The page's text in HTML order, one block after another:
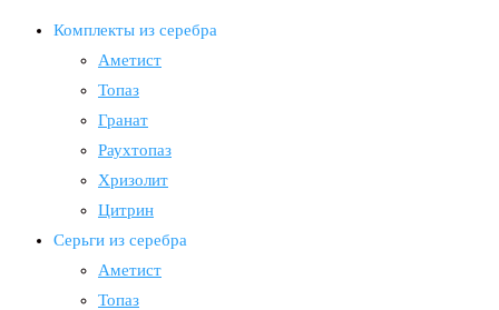
Комплекты из серебра
Аметист
Топаз
Гранат
Раухтопаз
Хризолит
Цитрин
Серьги из серебра
Аметист
Топаз